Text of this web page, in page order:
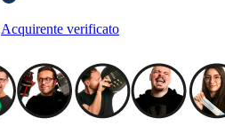
Acquirente verificato